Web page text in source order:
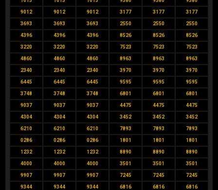
9012 9012 9012 3177 3177 3177
3693 3693 3693 2550 2550 2550
4396 4396 4396 8526 8526 8526
3220 3220 3220 7523 7523 7523
4860 4860 4860 8963 8963 8963
2340 2340 2340 3970 3970 3970
6445 6445 6445 9595 9595 9595
3748 3748 3748 6801 6801 6801
9037 9037 9037 4475 4475 4475
4304 4304 4304 3452 3452 3452
6210 6210 6210 7893 7893 7893
0286 0286 0286 1801 1801 1801
1232 1232 1232 8890 8890 8890
4000 4000 4000 3501 3501 3501
9907 9907 9907 7245 7245 7245
9344 9344 9344 6816 6816 6816